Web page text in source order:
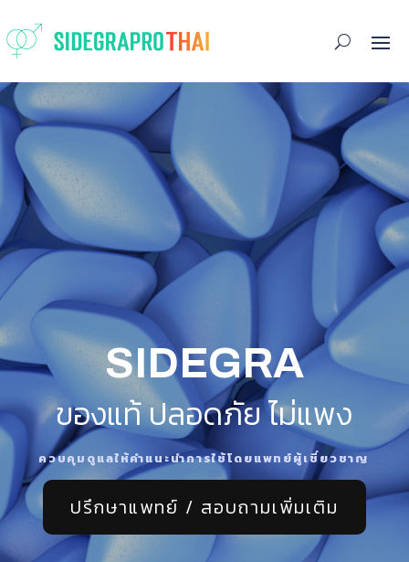
SIDEGRA
ของแท้ ปลอดภัย ไม่แพง
ควบคุมดูแลให้คำแนะนำการใช้โดยแพทย์ผู้เชี่ยวชาญ
ปรึกษาแพทย์ / สอบถามเพิ่มเติม